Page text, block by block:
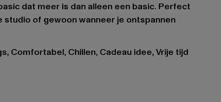
dat meer is dan alleen een basic. Perfect
studio of gewoon wanneer je ontspannen
Comfortabel, Chillen, Cadeau idee, Vrije tijd